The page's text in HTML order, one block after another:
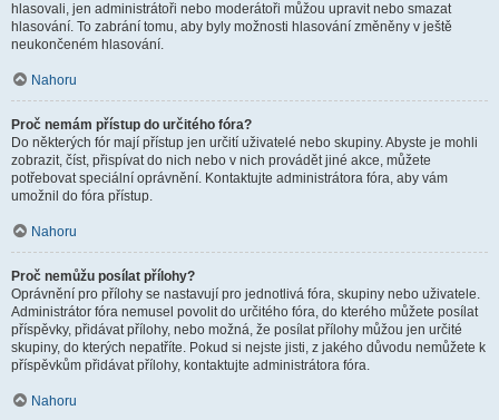
hlasovali, jen administrátoři nebo moderátoři můžou upravit nebo smazat
hlasování. To zabrání tomu, aby byly možnosti hlasování změněny v ještě
neukončeném hlasování.
Nahoru
Proč nemám přístup do určitého fóra?
Do některých fór mají přístup jen určití uživatelé nebo skupiny. Abyste je mohli
zobrazit, číst, přispívat do nich nebo v nich provádět jiné akce, můžete
potřebovat speciální oprávnění. Kontaktujte administrátora fóra, aby vám
umožnil do fóra přístup.
Nahoru
Proč nemůžu posílat přílohy?
Oprávnění pro přílohy se nastavují pro jednotlivá fóra, skupiny nebo uživatele.
Administrátor fóra nemusel povolit do určitého fóra, do kterého můžete posílat
příspěvky, přidávat přílohy, nebo možná, že posílat přílohy můžou jen určité
skupiny, do kterých nepatříte. Pokud si nejste jisti, z jakého důvodu nemůžete k
příspěvkům přidávat přílohy, kontaktujte administrátora fóra.
Nahoru